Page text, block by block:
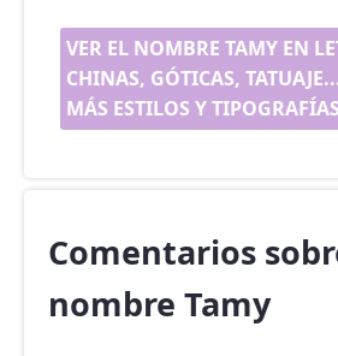
VER EL NOMBRE TAMY EN
CHINAS, GÓTICAS,
MÁS ESTILOS Y TIPOGRAFÍAS
Comentarios
nombre Tamy